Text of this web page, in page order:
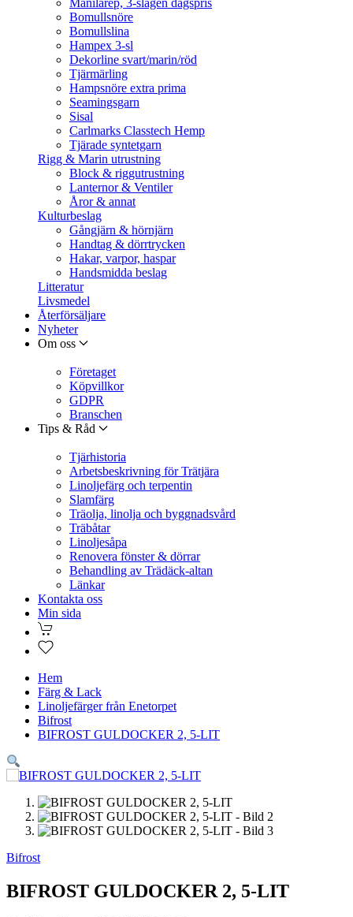
Manilarep, 3-slagen dagspris
Bomullsnöre
Bomullslina
Hampex 3-sl
Dekorline svart/marin/röd
Tjärmärling
Hampsnöre extra prima
Seamingsgarn
Sisal
Carlmarks Classtech Hemp
Tjärade syntetgarn
Rigg & Marin utrustning
Block & riggutrustning
Lanternor & Ventiler
Åror & annat
Kulturbeslag
Gångjärn & hörnjärn
Handtag & dörrtrycken
Hakar, varpor, haspar
Handsmidda beslag
Litteratur
Livsmedel
Återförsäljare
Nyheter
Om oss
Företaget
Köpvillkor
GDPR
Branschen
Tips & Råd
Tjärhistoria
Arbetsbeskrivning för Trätjära
Linoljefärg och terpentin
Slamfärg
Träolja, linolja och byggnadsvård
Träbåtar
Linoljesåpa
Renovera fönster & dörrar
Behandling av Trädäck-altan
Länkar
Kontakta oss
Min sida
Hem
Färg & Lack
Linoljefärger från Enetorpet
Bifrost
BIFROST GULDOCKER 2, 5-LIT
Bifrost
BIFROST GULDOCKER 2, 5-LIT